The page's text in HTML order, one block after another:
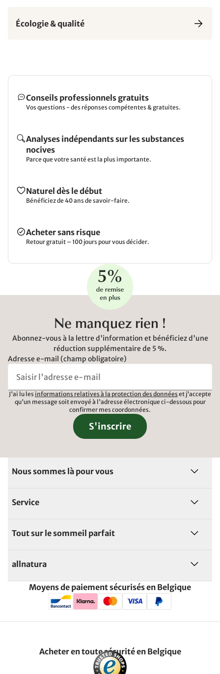
Écologie & qualité
Conseils professionnels gratuits
Vos questions - des réponses compétentes & gratuites.
Analyses indépendants sur les substances
nocives
Parce que votre santé est la plus importante.
Naturel dès le début
Bénéficiez de 40 ans de savoir-faire.
Acheter sans risque
Retour gratuit – 100 jours pour vous décider.
Ne manquez rien !
Abonnez-vous à la lettre d'information et bénéficiez d'une
réduction supplémentaire de 5 %.
Adresse e-mail (champ obligatoire)
J'ai lu les informations relatives à la protection des données et j'accepte
qu'un message soit envoyé à l'adresse électronique ci-dessous pour
confirmer mes coordonnées.
S'inscrire
Nous sommes là pour vous
Service
Tout sur le sommeil parfait
allnatura
Moyens de paiement sécurisés en Belgique
Acheter en toute sécurité en Belgique